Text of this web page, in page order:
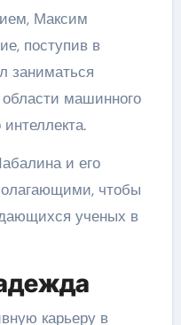
Максим
поступив в
заниматься
машинного
и его
чтобы
ученых в
карьеру в